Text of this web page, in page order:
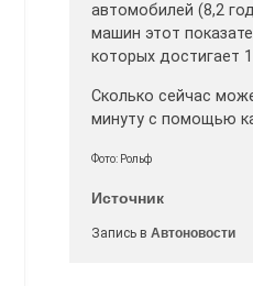
автомобилей (8,2
машин этот
которых достигает
Сколько сейчас
минуту с помощью
Фото: Рольф
Источник
Запись в Автоновости